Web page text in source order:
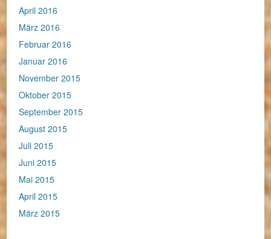
April 2016
März 2016
Februar 2016
Januar 2016
November 2015
Oktober 2015
September 2015
August 2015
Juli 2015
Juni 2015
Mai 2015
April 2015
März 2015